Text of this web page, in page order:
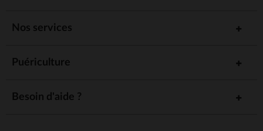
Nos services
Puériculture
Besoin d'aide ?